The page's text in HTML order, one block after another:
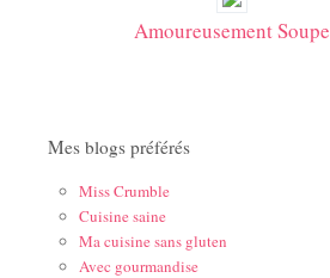
Amoureusement Soupe
Mes blogs préférés
Miss Crumble
Cuisine saine
Ma cuisine sans gluten
Avec gourmandise